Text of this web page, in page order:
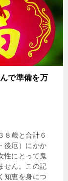
で準備を万
８歳と合計６
後厄）にかか
性にとって鬼
せん。この記
知恵を身につ